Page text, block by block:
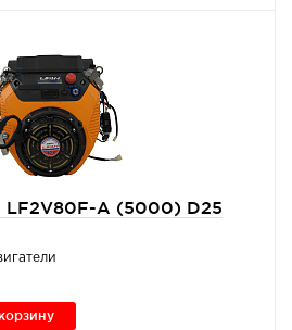
LF2V80F-А (5000) D25